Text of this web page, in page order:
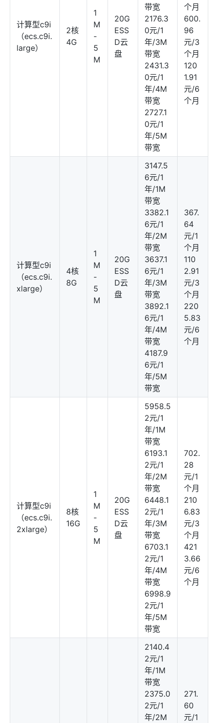
计算型c9i
（ecs.c9i.
large）
2核
4G
1
M
-
5
M
20G
ESS
D云
盘
带宽
2176.3
0元/1
年/3M
带宽
2431.3
0元/1
年/4M
带宽
2727.1
0元/1
年/5M
带宽
个月
600.
96
元/3
个月
120
1.91
元/6
个月
计算型c9i
（ecs.c9i.
xlarge）
4核
8G
1
M
-
5
M
20G
ESS
D云
盘
3147.5
6元/1
年/1M
带宽
3382.1
6元/1
年/2M
带宽
3637.1
6元/1
年/3M
带宽
3892.1
6元/1
年/4M
带宽
4187.9
6元/1
年/5M
带宽
367.
64
元/1
个月
110
2.91
元/3
个月
220
5.83
元/6
个月
计算型c9i
（ecs.c9i.
2xlarge）
8核
16G
1
M
-
5
M
20G
ESS
D云
盘
5958.5
2元/1
年/1M
带宽
6193.1
2元/1
年/2M
带宽
6448.1
2元/1
年/3M
带宽
6703.1
2元/1
年/4M
带宽
6998.9
2元/1
年/5M
带宽
702.
28
元/1
个月
210
6.83
元/3
个月
421
3.66
元/6
个月
2140.4
2元/1
年/1M
带宽
2375.0
2元/1
年/2M
271.
60
元/1